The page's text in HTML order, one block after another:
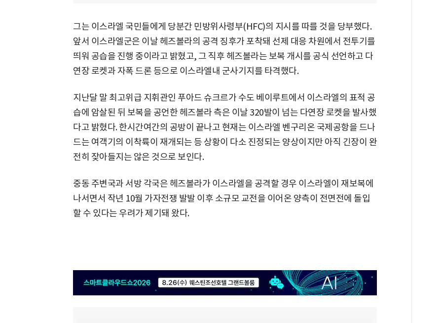
그는 이스라엘 국민들에게 당분간 민방위사령부(HFC)의 지시를 따를 것을 당부했다.
앞서 이스라엘군은 이날 헤즈볼라의 공격 징후가 포착돼 선제 대응 차원에서 전투기를
띄워 공습을 진행 중이라고 밝혔고, 그 직후 헤즈볼라는 보복 개시를 공식 선언하고 다
연장 로켓과 자폭 드론 등으로 이스라엘내 군사기지를 타격했다.
지난달 말 최고위급 지휘관인 푸아드 슈크르가 수도 베이루트에서 이스라엘의 표적 공
습에 암살된 뒤 보복을 공언한 헤즈볼라 측은 이날 320발이 넘는 다연장 로켓을 발사했
다고 밝혔다. 한시간여간의 공방이 끝나고 현재는 이스라엘 벤구리온 국제공항을 드나
드는 여객기의 이착륙이 재개되는 등 상황이 다소 진정되는 양상이지만 아직 긴장이 완
전히 잦아들지는 않은 것으로 보인다.
중동 주변국과 서방 각국은 헤즈볼라가 이스라엘을 공격할 경우 이스라엘이 재보복에
나서면서 작년 10월 가자전쟁 발발 이후 소규모 교전을 이어온 양측이 전면전에 돌입
할 수 있다는 우려가 제기돼 왔다.